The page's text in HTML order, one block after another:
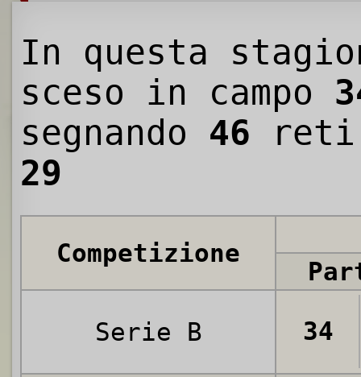
In questa
sceso in campo
segnando 46 reti
29
Competizione
Serie B 34